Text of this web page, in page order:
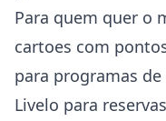
Para quem quer o
cartoes com
para programas
Livelo para